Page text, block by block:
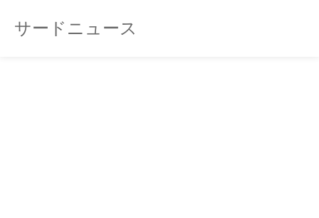
サードニュース